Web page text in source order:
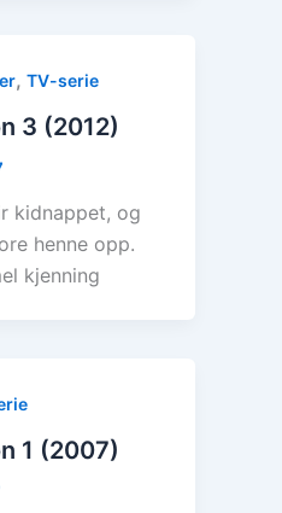
,TV-serie
3 (2012)
kidnappet, og
henne opp.
kjenning
1 (2007)